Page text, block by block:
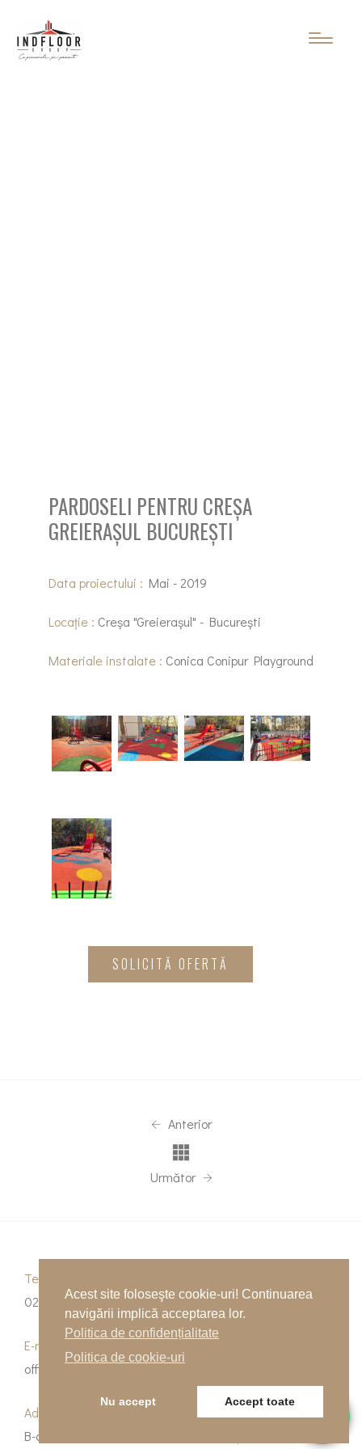
PARDOSELI PENTRU CREȘA
GREIERAȘUL BUCUREȘTI
Data proiectului : Mai - 2019
Locație : Creșa "Greierașul" - București
Materiale instalate : Conica Conipur Playground
SOLICITĂ OFERTĂ
Anterior
Următor
Telefon
0262-215334
E-mail
office@indfloor.ro
Adresa noastră
B-dul Unirii 53, Baia Mare, Maramureș
Acest site foloseşte cookie-uri! Continuarea
navigării implică acceptarea lor.
Politica de confidențialitate
Politica de cookie-uri
Nu accept Accept toate